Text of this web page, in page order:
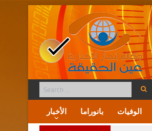
الأخبار بانوراما الوفيات